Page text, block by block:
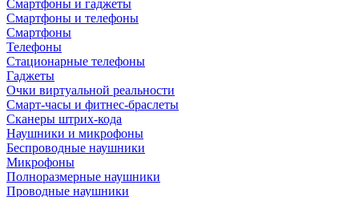
Смартфоны и гаджеты
Смартфоны и телефоны
Смартфоны
Телефоны
Стационарные телефоны
Гаджеты
Очки виртуальной реальности
Смарт-часы и фитнес-браслеты
Сканеры штрих-кода
Наушники и микрофоны
Беспроводные наушники
Микрофоны
Полноразмерные наушники
Проводные наушники